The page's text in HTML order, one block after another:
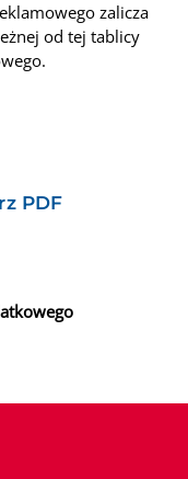
zalicza
od tej tablicy
PDF